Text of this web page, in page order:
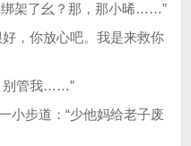
绑架了幺？那，那小晞……”
，你放心吧。我是来救你
别管我……”
小步道：“少他妈给老子废